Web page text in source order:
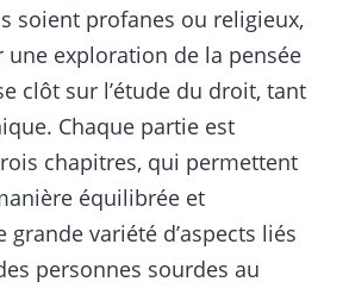
soient profanes ou religieux,
une exploration de la pensée
clôt sur l’étude du droit, tant
Chaque partie est
chapitres, qui permettent
équilibrée et
variété d’aspects liés
personnes sourdes au